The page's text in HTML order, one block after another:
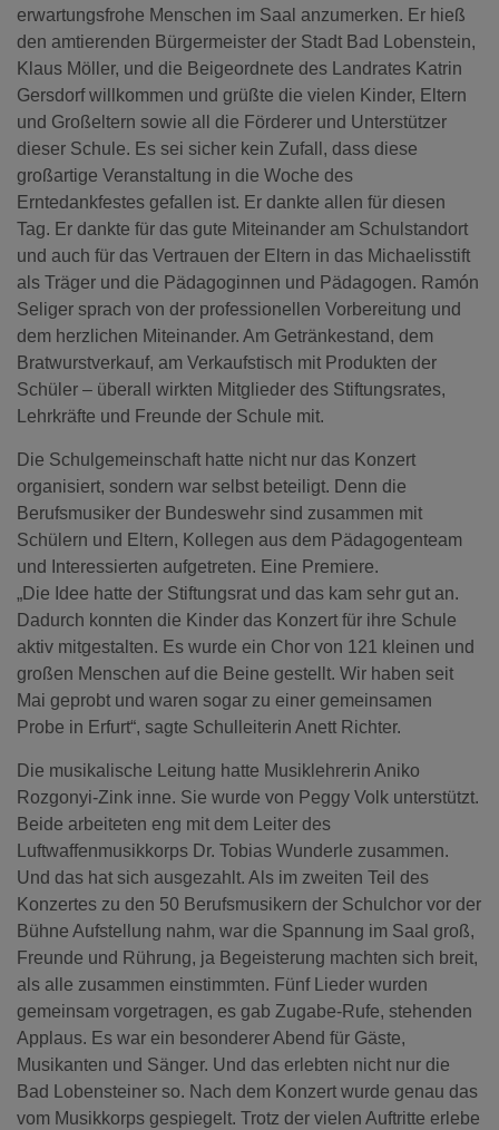
erwartungsfrohe Menschen im Saal anzumerken. Er hieß
den amtierenden Bürgermeister der Stadt Bad Lobenstein,
Klaus Möller, und die Beigeordnete des Landrates Katrin
Gersdorf willkommen und grüßte die vielen Kinder, Eltern
und Großeltern sowie all die Förderer und Unterstützer
dieser Schule. Es sei sicher kein Zufall, dass diese
großartige Veranstaltung in die Woche des
Erntedankfestes gefallen ist. Er dankte allen für diesen
Tag. Er dankte für das gute Miteinander am Schulstandort
und auch für das Vertrauen der Eltern in das Michaelisstift
als Träger und die Pädagoginnen und Pädagogen. Ramón
Seliger sprach von der professionellen Vorbereitung und
dem herzlichen Miteinander. Am Getränkestand, dem
Bratwurstverkauf, am Verkaufstisch mit Produkten der
Schüler – überall wirkten Mitglieder des Stiftungsrates,
Lehrkräfte und Freunde der Schule mit.
Die Schulgemeinschaft hatte nicht nur das Konzert
organisiert, sondern war selbst beteiligt. Denn die
Berufsmusiker der Bundeswehr sind zusammen mit
Schülern und Eltern, Kollegen aus dem Pädagogenteam
und Interessierten aufgetreten. Eine Premiere.
„Die Idee hatte der Stiftungsrat und das kam sehr gut an.
Dadurch konnten die Kinder das Konzert für ihre Schule
aktiv mitgestalten. Es wurde ein Chor von 121 kleinen und
großen Menschen auf die Beine gestellt. Wir haben seit
Mai geprobt und waren sogar zu einer gemeinsamen
Probe in Erfurt“, sagte Schulleiterin Anett Richter.
Die musikalische Leitung hatte Musiklehrerin Aniko
Rozgonyi-Zink inne. Sie wurde von Peggy Volk unterstützt.
Beide arbeiteten eng mit dem Leiter des
Luftwaffenmusikkorps Dr. Tobias Wunderle zusammen.
Und das hat sich ausgezahlt. Als im zweiten Teil des
Konzertes zu den 50 Berufsmusikern der Schulchor vor der
Bühne Aufstellung nahm, war die Spannung im Saal groß,
Freunde und Rührung, ja Begeisterung machten sich breit,
als alle zusammen einstimmten. Fünf Lieder wurden
gemeinsam vorgetragen, es gab Zugabe-Rufe, stehenden
Applaus. Es war ein besonderer Abend für Gäste,
Musikanten und Sänger. Und das erlebten nicht nur die
Bad Lobensteiner so. Nach dem Konzert wurde genau das
vom Musikkorps gespiegelt. Trotz der vielen Auftritte erlebe